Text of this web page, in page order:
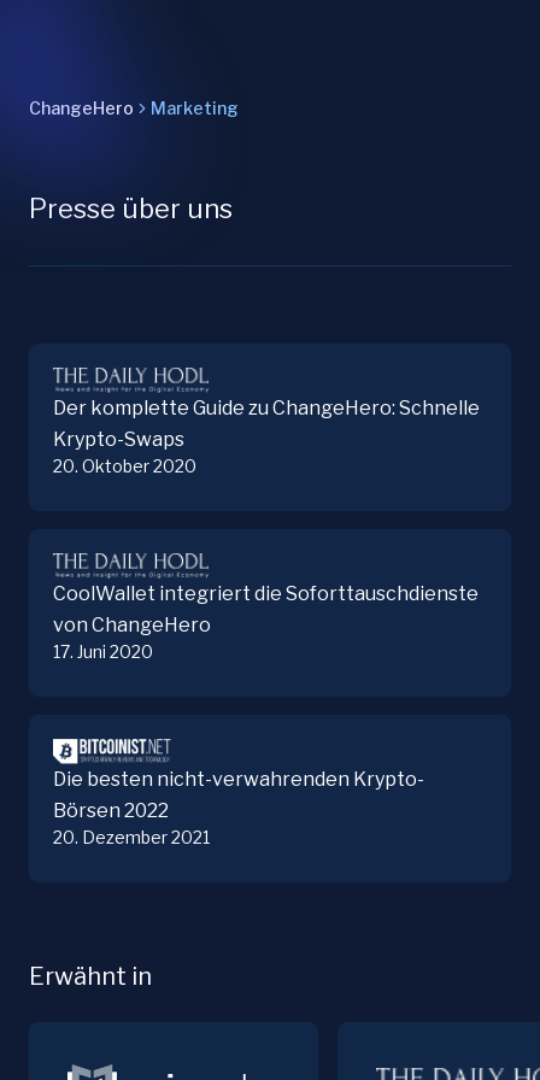
ChangeHero Marketing
Presse über uns
Der komplette Guide zu ChangeHero: Schnelle
Krypto-Swaps
20. Oktober 2020
CoolWallet integriert die Soforttauschdienste
von ChangeHero
17. Juni 2020
Die besten nicht-verwah­renden Krypto-
Börsen 2022
20. Dezember 2021
Erwähnt in